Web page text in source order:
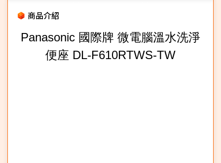
商品介紹
Panasonic 國際牌 微電腦溫水洗淨
便座 DL-F610RTWS-TW